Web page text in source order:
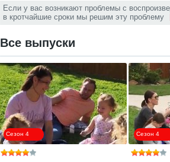
Если у вас возникают проблемы с
в кротчайшие сроки мы решим эту проблему
Все выпуски
Сезон 4 Сезон 4